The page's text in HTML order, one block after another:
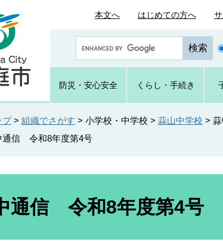
本文へ はじめての方へ
o
e
カ
タ
防災・ 安心安全 くらし ・手続き
プ > 組織でさがす > 小学校・中学校 > 蒜山中学校 >
通信 令和8年度第4号
通信 令和8年度第4号